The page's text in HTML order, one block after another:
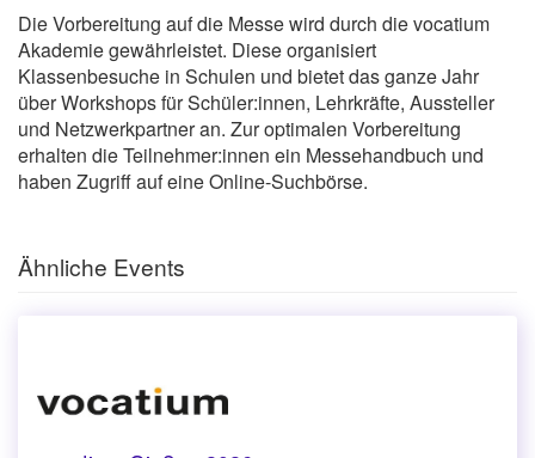
Die Vorbereitung auf die Messe wird durch die vocatium
Akademie gewährleistet. Diese organisiert
Klassenbesuche in Schulen und bietet das ganze Jahr
über Workshops für Schüler:innen, Lehrkräfte, Aussteller
und Netzwerkpartner an. Zur optimalen Vorbereitung
erhalten die Teilnehmer:innen ein Messehandbuch und
haben Zugriff auf eine Online-Suchbörse.
Ähnliche Events